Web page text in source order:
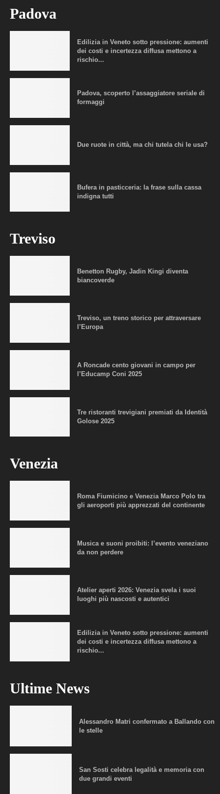
Padova
Edilizia in Veneto sotto pressione: aumenti
dei costi e incertezza diffusa mettono a
rischio...
Padova, scoperto l’assaggiatore seriale di
formaggi
Due ruote in città, ma chi tutela chi le usa?
Bufera in pasticceria: la frase sulla cassa
indigna tutti
Treviso
Benetton Rugby, Jadin Kingi diventa
biancoverde
Treviso, un treno storico per attraversare
l’Europa
A Roncade cento giovani in campo per
l’Educamp Coni 2025
Tre ristoranti trevigiani premiati da Identità
Golose 2025
Venezia
Roma Fiumicino e Venezia Marco Polo tra
gli aeroporti più apprezzati del continente
Musica e suoni proibiti: l’evento veneziano
da non perdere
Atelier aperti 2026: Venezia svela i suoi
luoghi più nascosti e autentici
Edilizia in Veneto sotto pressione: aumenti
dei costi e incertezza diffusa mettono a
rischio...
Ultime News
Alessandro Matri confermato a Ballando con
le stelle
San Sosti celebra legalità e memoria con
due grandi eventi